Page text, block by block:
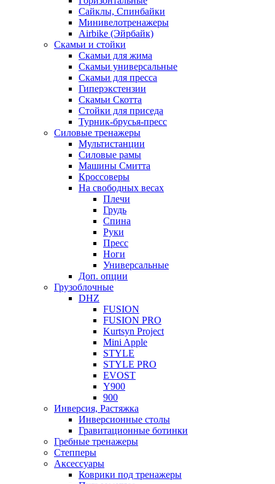
Сайклы, Спинбайки
Минивелотренажеры
Airbike (Эйрбайк)
Скамьи и стойки
Скамьи для жима
Скамьи универсальные
Скамьи для пресса
Гиперэкстензии
Скамьи Скотта
Стойки для приседа
Турник-брусья-пресс
Силовые тренажеры
Мультистанции
Силовые рамы
Машины Смитта
Кроссоверы
На свободных весах
Плечи
Грудь
Спина
Руки
Пресс
Ноги
Универсальные
Доп. опции
Грузоблочные
DHZ
FUSION
FUSION PRO
Kurtsyn Project
Mini Apple
STYLE
STYLE PRO
EVOST
Y900
900
Инверсия, Растяжка
Инверсионные столы
Гравитационные ботинки
Гребные тренажеры
Степперы
Аксессуары
Коврики под тренажеры